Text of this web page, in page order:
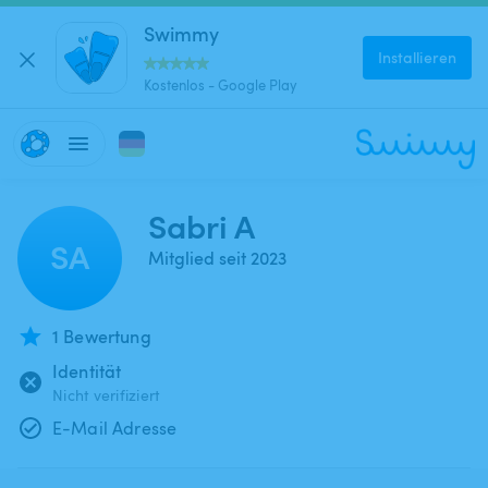
Swimmy
Kostenlos - Google Play
Installieren
SA
Sabri A
Mitglied seit 2023
1 Bewertung
Identität
Nicht verifiziert
E-Mail Adresse